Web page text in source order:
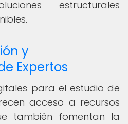
estructurales
y
Expertos
para el estudio de
acceso a recursos
también fomentan la